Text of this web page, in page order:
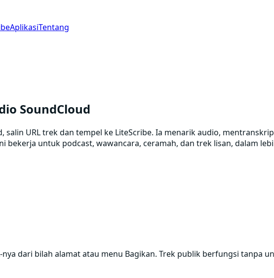
AplikasiTentang
SoundCloud
URL trek dan tempel ke LiteScribe. Ia menarik audio,
bekerja untuk podcast, wawancara, ceramah, dan trek lisan, dalam
nya dari bilah alamat atau menu Bagikan. Trek publik berfungsi tanpa